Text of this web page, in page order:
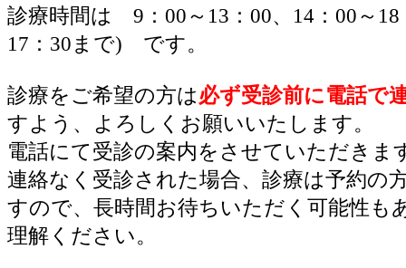
診療時間は 9：00～13：00、14：00～
17：30まで) です。
診療をご希望の方は必ず受診前に電話で
すよう、よろしくお願いいたします。
電話にて受診の案内をさせていただきま
連絡なく受診された場合、診療は予約の
すので、長時間お待ちいただく可能性も
理解ください。